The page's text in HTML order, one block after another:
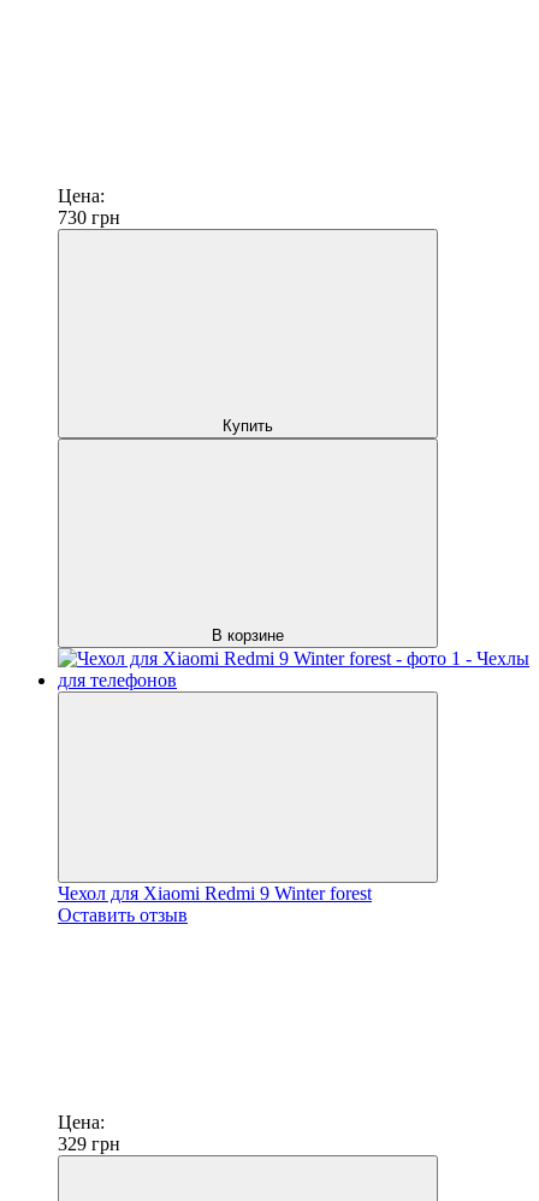
Цена:
730 грн
Купить
В корзине
Чехол для Xiaomi Redmi 9 Winter forest
Оставить отзыв
Цена:
329 грн